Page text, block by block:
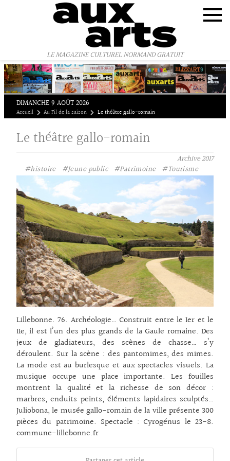
LE MAGAZINE CULTUREL NORMAND GRATUIT
DIMANCHE 9 AOÛT 2026
Accueil Au Fil de la saison Le théâtre gallo-romain
Le théâtre gallo-romain
Archive2017
#histoire
#Jeune public #Patrimoine #Tourisme
Lillebonne. 76. Archéologie… Construit entre le Ier et le
IIe, il est l’un des plus grands de la Gaule romaine. Des
jeux de gladiateurs, des scènes de chasse… s’y
déroulent. Sur la scène : des pantomimes, des mimes.
La mode est au burlesque et aux spectacles visuels. La
musique occupe une place importante. Les fouilles
montrent la qualité et la richesse de son décor :
marbres, enduits peints, éléments lapidaires sculptés…
Juliobona, le musée gallo-romain de la ville présente 300
pièces du patrimoine. Spectacle : Cyrogénus le 23-8.
commune-lillebonne.fr
Panneau de gestion des cookies